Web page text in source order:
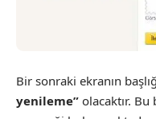
Bir sonraki ekranın
yenileme” olacaktır. Bu